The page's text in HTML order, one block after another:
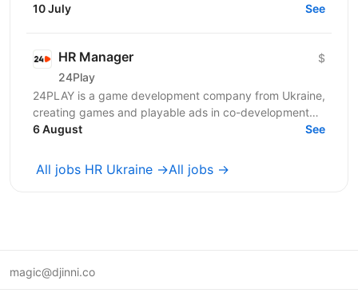
комунікабельна та системна людина, будемо раді
10 July See
HR Manager
24Play
$
24PLAY is a game development company from Ukraine,
creating games and playable ads in co-development
6 August See
All jobs HR Ukraine →All jobs →
magic@djinni.co